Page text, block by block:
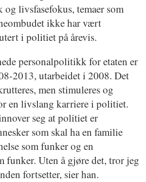
livsfasefokus, temaer som
ikke har vært
i politiet på årevis.
personalpolitikk for etaten er
2013, utarbeidet i 2008. Det
men stimuleres og
en livslang karriere i politiet.
seg at politiet er
som skal ha en familie
som funker og en
funker. Uten å gjøre det, tror jeg
fortsetter, sier han.